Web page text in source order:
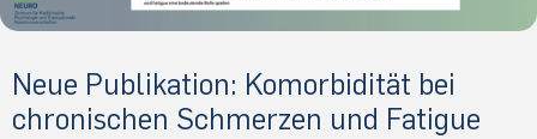
Neue Publikation: Komorbidität bei
chronischen Schmerzen und Fatigue